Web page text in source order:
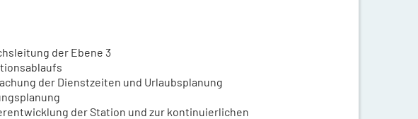
der Ebene 3
der Dienstzeiten und Urlaubsplanung
der Station und zur kontinuierlichen